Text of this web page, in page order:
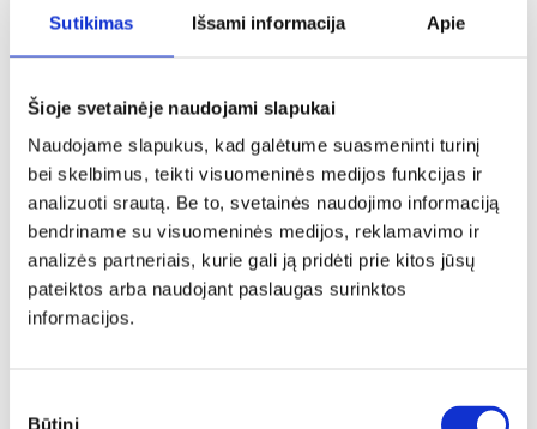
Sutikimas Išsami informacija Apie
Šioje svetainėje naudojami slapukai
Naudojame slapukus, kad galėtume suasmeninti turinį
bei skelbimus, teikti visuomeninės medijos funkcijas ir
analizuoti srautą. Be to, svetainės naudojimo informaciją
bendriname su visuomeninės medijos, reklamavimo ir
analizės partneriais, kurie gali ją pridėti prie kitos jūsų
pateiktos arba naudojant paslaugas surinktos
informacijos.
Būtini
Omega-3 riebalų rūgštys
■ Augalinės kilmės:
ALR – a-linoleno rūgštis( ilgų grandinių, gaunama
daugiausia iš augalinio maisto šaltinių – sėmenų,
rapsų, sojų aliejų, žalialapių augalų, jūrų gyvūnų
taukų).